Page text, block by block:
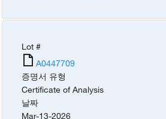
Lot #
A0447709
증명서 유형
Certificate of Analysis
날짜
Mar-13-2026